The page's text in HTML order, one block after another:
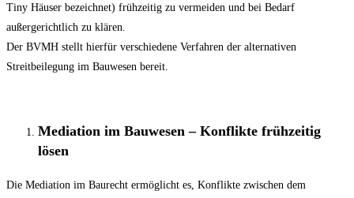
Tiny Häuser bezeichnet) frühzeitig zu vermeiden und bei Bedarf
außergerichtlich zu klären.
Der BVMH stellt hierfür verschiedene Verfahren der alternativen
Streitbeilegung im Bauwesen bereit.
Mediation im Bauwesen – Konflikte frühzeitig
lösen
Die Mediation im Baurecht ermöglicht es, Konflikte zwischen dem